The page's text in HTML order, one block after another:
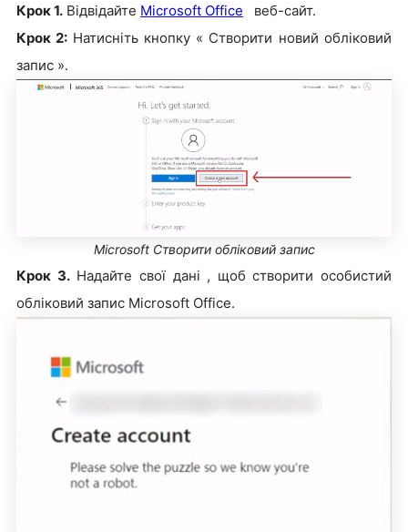
Крок 1. Відвідайте Microsoft Office веб-сайт.
Крок 2: Натисніть кнопку « Створити новий обліковий
запис ».
Microsoft Створити обліковий запис
Крок 3.Надайте свої дані , щоб створити особистий
обліковий запис Microsoft Office.